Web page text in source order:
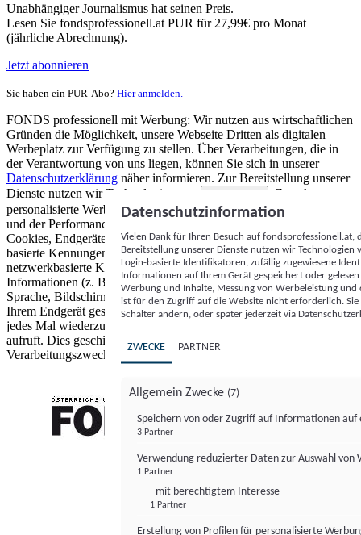
Unabhängiger Journalismus hat seinen Preis.
Lesen Sie fondsprofessionell.at PUR für 27,99€ pro Monat
(jährliche Abrechnung).
Jetzt abonnieren
Sie haben ein PUR-Abo? Hier anmelden.
FONDS professionell mit Werbung: Wir nutzen aus wirtschaftlichen
Gründen die Möglichkeit, unsere Webseite Dritten als digitalen
Werbeplatz zur Verfügung zu stellen. Über Verarbeitungen, die in
der Verantwortung von uns liegen, können Sie sich in unserer
Datenschutzerklärung näher informieren. Zur Bereitstellung unserer
Dienste nutzen wir Technologien von
Partnern (5)
. Zwecke:
personalisierte Werbung und Inhalte, Messung von Werbeleistung
und der Performance von Inhalten sowie Zielgruppenforschung.
Cookies, Endgeräte- oder ähnliche Online-Kennungen (z. B. login-
basierte Kennungen, zufällig generierte Kennungen,
netzwerkbasierte Kennungen) können zusammen mit anderen
Informationen (z. B. Browsertyp und Browserinformationen,
Sprache, Bildschirmgröße, unterstützte Technologien usw.) auf
Ihrem Endgerät gespeichert oder von dort ausgelesen werden, um es
jedes Mal wiederzuerkennen, wenn es eine App oder einer Webseite
aufruft. Dies geschieht für einen oder mehrere der hier aufgeführten
Verarbeitungszwecke.
Datenschutzinformation
Vielen Dank für Ihren Besuch auf
Bereitstellung unserer Dienste nutzen wir Technologien
Login-basierte Identifikatoren, zufällig zugewiesene
Informationen auf Ihrem Gerät gespeichert oder
Werbung und Inhalte, Messung von Werbeleistung
ist für den Zugriff auf die Website nicht erforderlich.
Schalter ändern, oder später jederzeit via
ZWECKE PARTNER
Allgemein Zwecke (7)
Speichern von oder Zugriff auf Informationen auf
3 Partner
Verwendung reduzierter Daten zur Auswahl von
1 Partner
- mit berechtigtem Interesse
1 Partner
Erstellung von Profilen für personalisierte
FONDS professionell